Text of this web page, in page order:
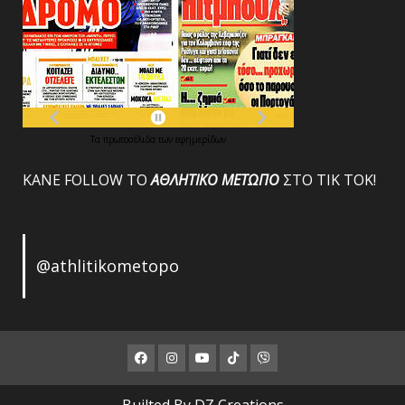
Τα πρωτοσέλιδα των εφημερίδων
ΚΑΝΕ FOLLOW ΤΟΑΘΛΗΤΙΚΟΜΕΤΩΠΟ ΣΤΟ ΤΙΚ ΤΟΚ!
@athlitikometopo
Facebook
Instagram
Youtube
ΤΙΚ
ΤΟΚ
Viber